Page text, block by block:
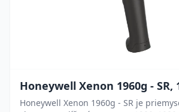
Honeywell Xenon 1960g - SR,
Honeywell Xenon 1960g - SR je